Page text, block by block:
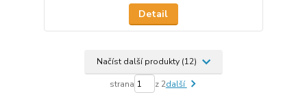
Detail
Načíst další produkty (12)
strana z 2další